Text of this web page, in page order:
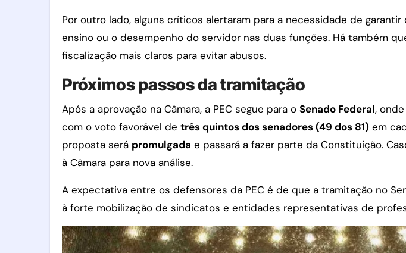
Por outro lado, alguns críticos alertaram para a necessidade de
ensino ou o desempenho do servidor nas duas funções. Há também
fiscalização mais claros para evitar abusos.
Próximos passos da tramitação
Após a aprovação na Câmara, a PEC segue para o Senado Federal,
com o voto favorável de três quintos dos senadores (49 dos 81) em
proposta será promulgada e passará a fazer parte da Constituição.
à Câmara para nova análise.
A expectativa entre os defensores da PEC é de que a tramitação no
à forte mobilização de sindicatos e entidades representativas de